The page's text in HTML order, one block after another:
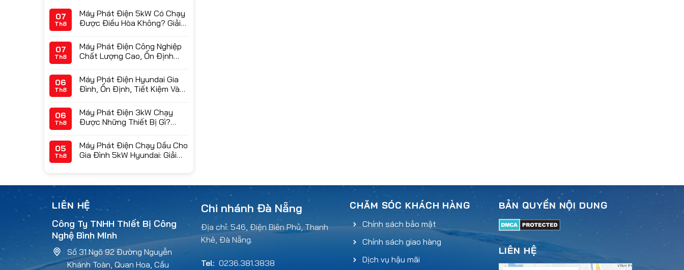
07
Th8
Máy Phát Điện 5kW Có Chạy
Được Điều Hòa Không? Giải
07
Th8
Máy Phát Điện Công Nghiệp
Chất Lượng Cao, Ổn Định
06
Th8
Máy Phát Điện Hyundai Gia
Đình, Ổn Định, Tiết Kiệm Và
06
Th8
Máy Phát Điện 3kW Chạy
Được Những Thiết Bị Gì?
Chính Xác
05
Th8
Máy Phát Điện Chạy Dầu Cho
Gia Đình 5kW Hyundai: Giải
LIÊN HỆ
Công Ty TNHH Thiết Bị Công
Nghệ Bình Minh
Số 31 Ngõ 92 Đường Nguyễn
Khánh Toàn, Quan Hoa, Cầu
Chi nhánh Đà Nẵng
Địa chỉ: 546, Điện Biên Phủ, Thanh
Khê, Đà Nẵng.
Tel: 0236.381.3838
CHĂM SÓC KHÁCH HÀNG
Chính sách bảo mật
Chính sách giao hàng
Dịch vụ hậu mãi
BẢN QUYỀN NỘI DUNG
LIÊN HỆ